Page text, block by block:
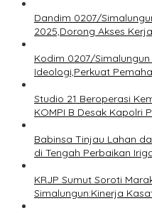
Dandim 0207/
2025,Dorong Akses
Kodim 0207/
Ideologi,Perkuat
Studio 21 Beroperasi
KOMPI B Desak Kapolri
Babinsa Tinjau Lahan
di Tengah Perbaikan
KRJP Sumut Soroti
Simalungun:Kinerja